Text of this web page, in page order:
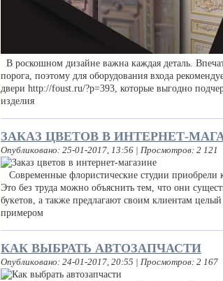
В роскошном дизайне важна каждая деталь.
порога, поэтому для оборудования входа
двери http://foust.ru/?p=393, которые выгодно
изделия
ЗАКАЗ ЦВЕТОВ В ИНТЕРНЕТ-
Опубликовано: 25-01-2017, 13:56 | Просмотров: 2 121
Современные флористические студии приобрели
Это без труда можно объяснить тем, что они
букетов, а также предлагают своим клиентам
примером
КАК ВЫБРАТЬ АВТОЗАПЧАСТИ
Опубликовано: 24-01-2017, 20:55 | Просмотров: 2 167